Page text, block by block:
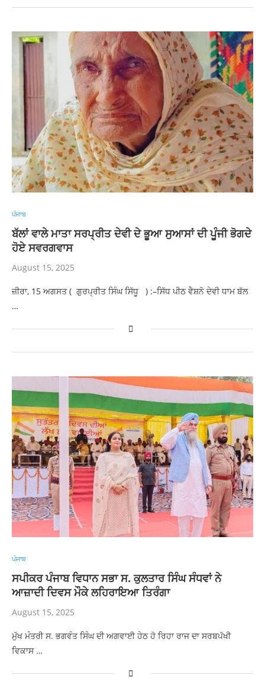
ਪੰਜਾਬ
ਬੱਲਾਂ ਵਾਲੇ ਮਾਤਾ ਸਰਪ੍ਰੀਤ ਦੇਵੀ ਦੇ ਭੂਆ ਸੁਆਸਾਂ ਦੀ ਪੂੰਜੀ ਭੋਗਦੇ
ਹੋਏ ਸਵਰਗਵਾਸ
August 15, 2025
ਜ਼ੀਰਾ, 15 ਅਗਸਤ ( ਗੁਰਪ੍ਰੀਤ ਸਿੰਘ ਸਿੱਧੂ ) :–ਸਿੱਧ ਪੀਠ ਵੈਸ਼ਨੋ ਦੇਵੀ ਧਾਮ ਬੱਲ
…
ਪੰਜਾਬ
ਸਪੀਕਰ ਪੰਜਾਬ ਵਿਧਾਨ ਸਭਾ ਸ. ਕੁਲਤਾਰ ਸਿੰਘ ਸੰਧਵਾਂ ਨੇ
ਆਜ਼ਾਦੀ ਦਿਵਸ ਮੌਕੇ ਲਹਿਰਾਇਆ ਤਿਰੰਗਾ
August 15, 2025
ਮੁੱਖ ਮੰਤਰੀ ਸ. ਭਗਵੰਤ ਸਿੰਘ ਦੀ ਅਗਵਾਈ ਹੇਠ ਹੋ ਰਿਹਾ ਰਾਜ ਦਾ ਸਰਬਪੱਖੀ
ਵਿਕਾਸ …